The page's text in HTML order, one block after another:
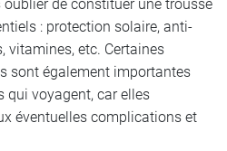
de constituer une trousse
: protection solaire, anti-
vitamines, etc. Certaines
sont également importantes
qui voyagent, car elles
éventuelles complications et